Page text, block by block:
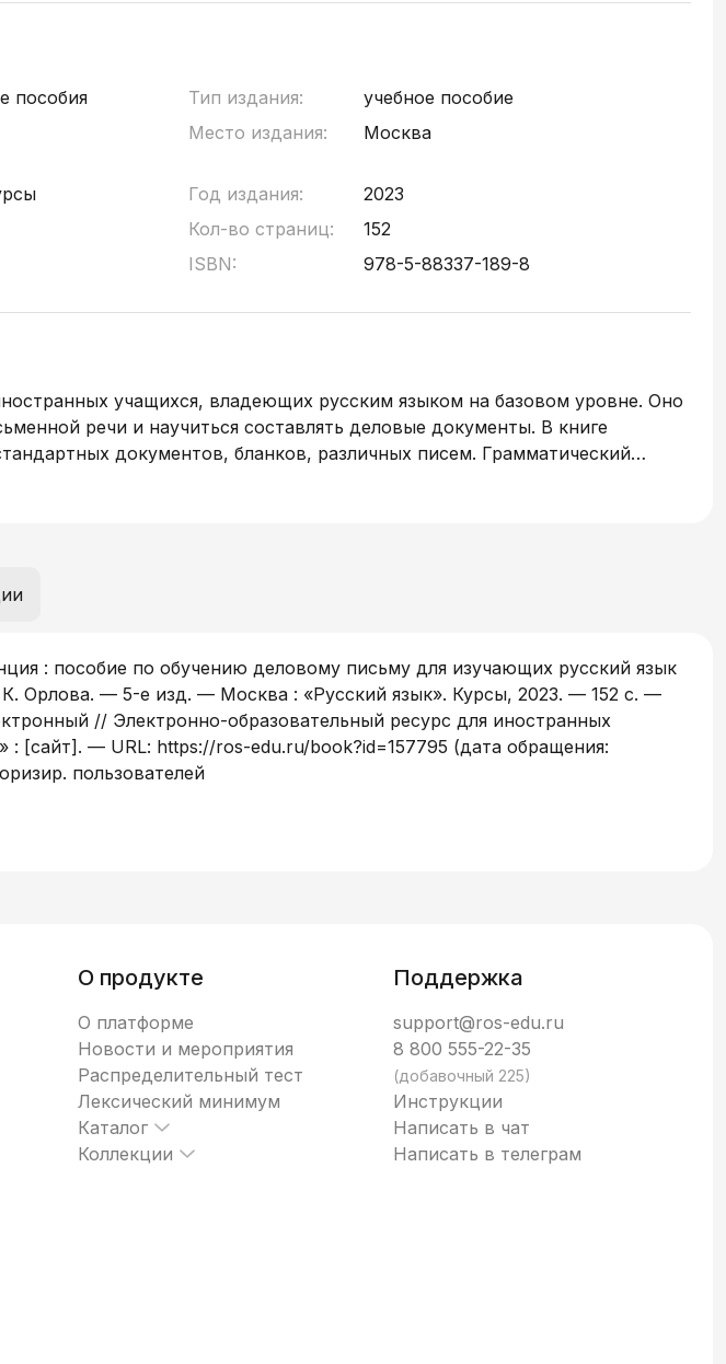
пособия Тип издания:
учебное пособие
Место издания: Москва
Год издания:
2023
Кол-во страниц:
152
ISBN: 978-5-88337-189-8
учащихся, владеющих русским языком на базовом уровне. Оно
речи и научиться составлять деловые документы. В книге
документов, бланков, различных писем. Грамматический
в пособие, позволяют заниматься по нему как с
: пособие по обучению деловому письму для изучающих русский язык
Орлова. — 5-е изд. — Москва : «Русский язык». Курсы, 2023. — 152 c. —
// Электронно-образовательный ресурс для иностранных
: [сайт]. — URL: https://ros-edu.ru/book?id=157795 (дата обращения:
пользователей
О продукте
О платформе
Новости и мероприятия
Распределительный тест
Лексический минимум
Каталог
Коллекции
Поддержка
support@ros-edu.ru
8 800 555-22-35
(добавочный 225)
Инструкции
Написать в чат
Написать в телеграм